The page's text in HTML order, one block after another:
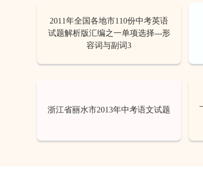
2011年全国各地市110份中考英语
试题解析版汇编之一单项选择---形
容词与副词3
浙江省丽水市2013年中考语文试题